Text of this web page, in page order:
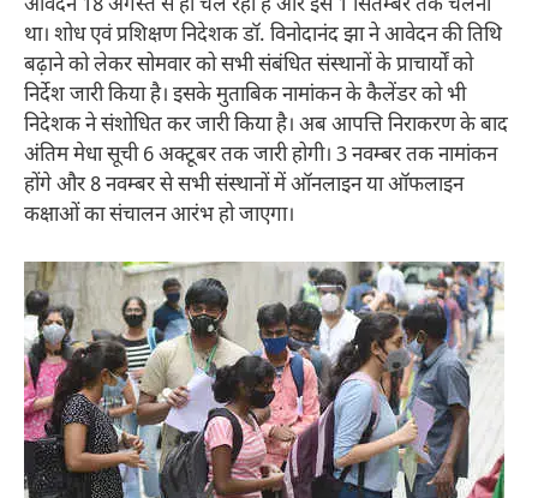
आवेदन 18 अगस्त से ही चल रहा है और इसे 1 सितम्बर तक चलना
था। शोध एवं प्रशिक्षण निदेशक डॉ. विनोदानंद झा ने आवेदन की तिथि
बढ़ाने को लेकर सोमवार को सभी संबंधित संस्थानों के प्राचार्यों को
निर्देश जारी किया है। इसके मुताबिक नामांकन के कैलेंडर को भी
निदेशक ने संशोधित कर जारी किया है। अब आपत्ति निराकरण के बाद
अंतिम मेधा सूची 6 अक्टूबर तक जारी होगी। 3 नवम्बर तक नामांकन
होंगे और 8 नवम्बर से सभी संस्थानों में ऑनलाइन या ऑफलाइन
कक्षाओं का संचालन आरंभ हो जाएगा।